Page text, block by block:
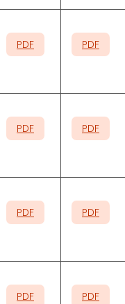
PDF PDF
PDF PDF
PDF PDF
PDF PDF